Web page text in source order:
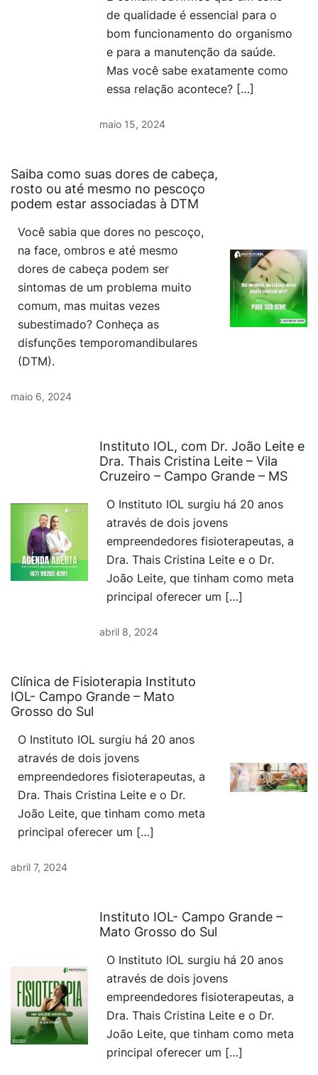
de qualidade é essencial para o
bom funcionamento do organismo
e para a manutenção da saúde.
Mas você sabe exatamente como
essa relação acontece? […]
maio 15, 2024
Saiba como suas dores de cabeça,
rosto ou até mesmo no pescoço
podem estar associadas à DTM
Você sabia que dores no pescoço,
na face, ombros e até mesmo
dores de cabeça podem ser
sintomas de um problema muito
comum, mas muitas vezes
subestimado? Conheça as
disfunções temporomandibulares
(DTM).
maio 6, 2024
Instituto IOL, com Dr. João Leite e
Dra. Thais Cristina Leite – Vila
Cruzeiro – Campo Grande – MS
O Instituto IOL surgiu há 20 anos
através de dois jovens
empreendedores fisioterapeutas, a
Dra. Thais Cristina Leite e o Dr.
João Leite, que tinham como meta
principal oferecer um […]
abril 8, 2024
Clínica de Fisioterapia Instituto
IOL- Campo Grande – Mato
Grosso do Sul
O Instituto IOL surgiu há 20 anos
através de dois jovens
empreendedores fisioterapeutas, a
Dra. Thais Cristina Leite e o Dr.
João Leite, que tinham como meta
principal oferecer um […]
abril 7, 2024
Instituto IOL- Campo Grande –
Mato Grosso do Sul
O Instituto IOL surgiu há 20 anos
através de dois jovens
empreendedores fisioterapeutas, a
Dra. Thais Cristina Leite e o Dr.
João Leite, que tinham como meta
principal oferecer um […]